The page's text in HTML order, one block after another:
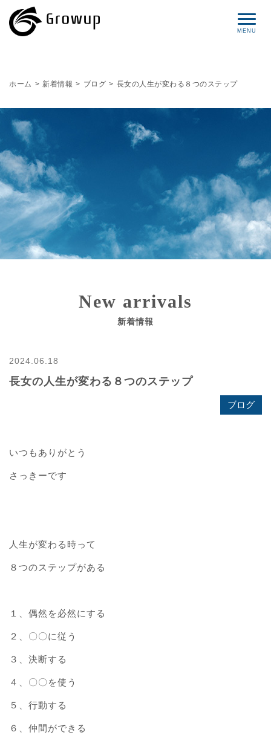
サービス
ブログ
お問い合わせ
ホーム > 新着情報 > ブログ > 長女の人生が変わる８つのステップ
New arrivals
新着情報
2024.06.18
長女の人生が変わる８つのステップ
ブログ
いつもありがとう
さっきーです
人生が変わる時って
８つのステップがある
１、偶然を必然にする
２、〇〇に従う
３、決断する
４、〇〇を使う
５、行動する
６、仲間ができる